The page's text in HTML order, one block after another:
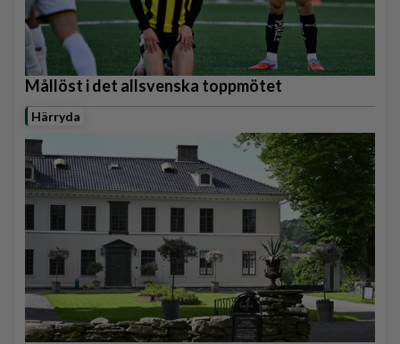
Mållöst i det allsvenska toppmötet
Härryda